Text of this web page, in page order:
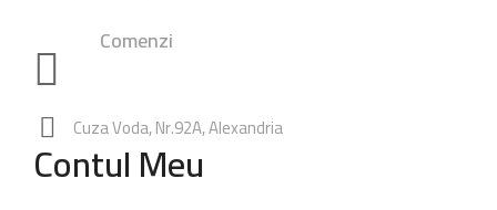
Comenzi
Cuza Voda, Nr.92A, Alexandria
Contul Meu